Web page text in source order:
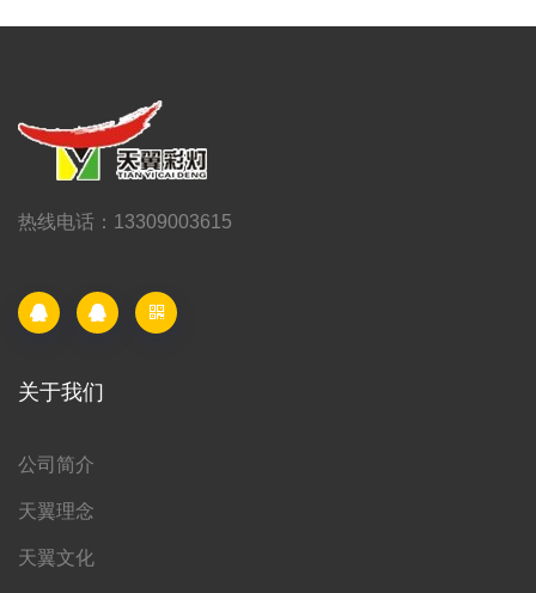
热线电话：13309003615
关于我们
公司简介
天翼理念
天翼文化